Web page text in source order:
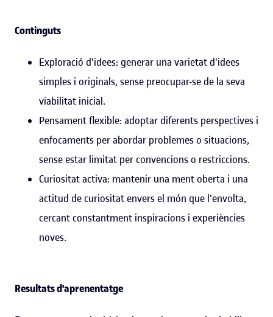
Continguts
Exploració d'idees: generar una varietat d'idees
simples i originals, sense preocupar-se de la seva
viabilitat inicial.
Pensament flexible: adoptar diferents perspectives i
enfocaments per abordar problemes o situacions,
sense estar limitat per convencions o restriccions.
Curiositat activa: mantenir una ment oberta i una
actitud de curiositat envers el món que l'envolta,
cercant constantment inspiracions i experiències
noves.
Resultats d'aprenentatge